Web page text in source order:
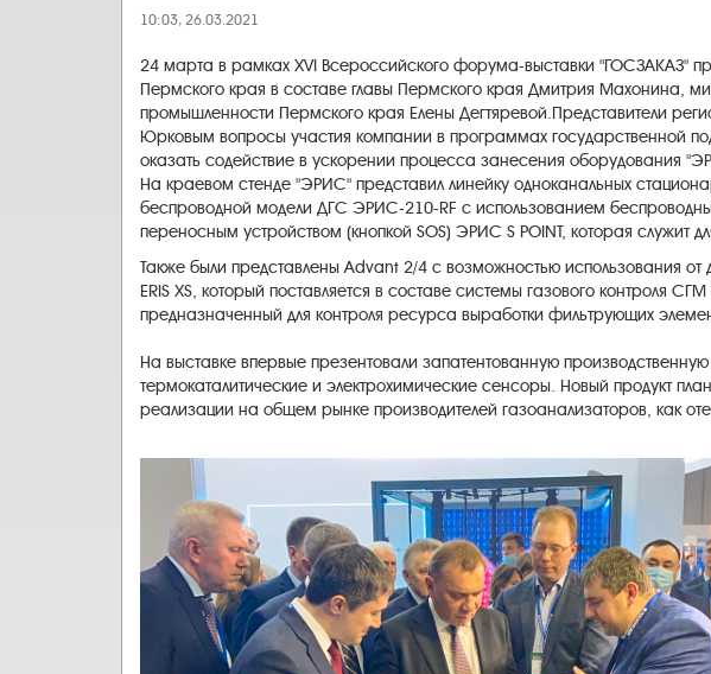
10:03, 26.03.2021
24 марта в рамках XVI Всероссийского форума-выставки "ГОСЗАКАЗ"
Пермского края в составе главы Пермского края Дмитрия Махонина,
промышленности Пермского края Елены Дегтяревой.Представители
Юрковым вопросы участия компании в программах государственной
оказать содействие в ускорении процесса занесения оборудования
На краевом стенде "ЭРИС" представил линейку одноканальных
беспроводной модели ДГС ЭРИС-210-RF с использованием
переносным устройством (кнопкой SOS) ЭРИС S POINT, которая служит
Также были представлены Advant 2/4 с возможностью использования
ERIS XS, который поставляется в составе системы газового контроля
предназначенный для контроля ресурса выработки фильтрующих
На выставке впервые презентовали запатентованную
термокаталитические и электрохимические сенсоры. Новый продукт
реализации на общем рынке производителей газоанализаторов, как